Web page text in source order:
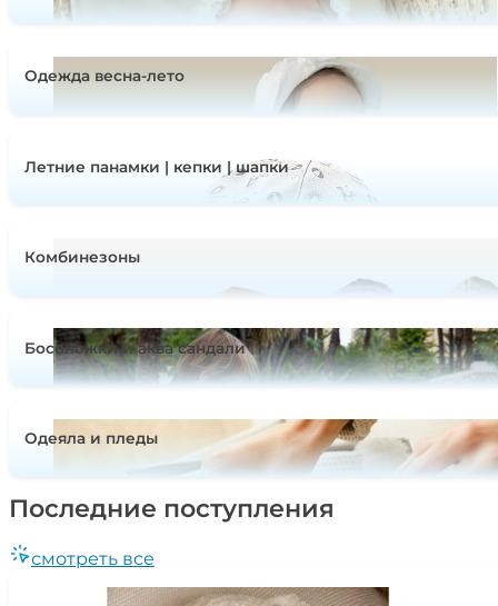
Одежда весна-лето
Летние панамки | кепки | шапки
Комбинезоны
Босоножки и аква сандали
Одеяла и пледы
Последние поступления
смотреть все